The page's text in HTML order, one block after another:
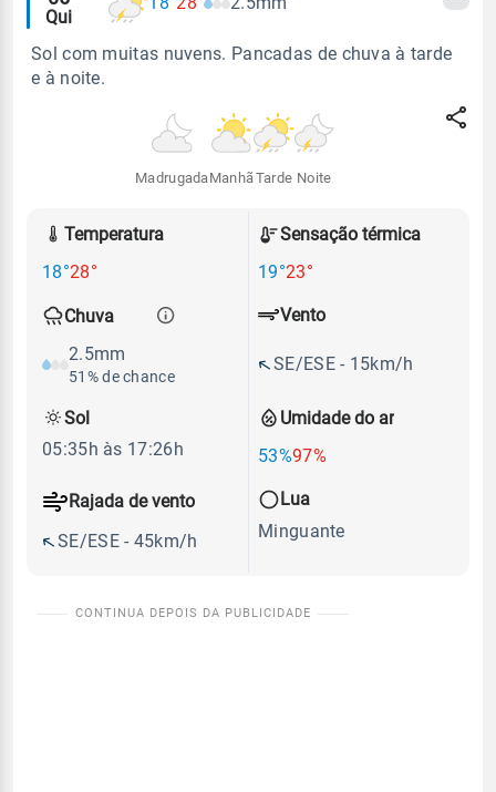
meteorológicos
Qui
Sol com muitas nuvens. Pancadas de chuva à tarde
e à noite.
Madrugada Manhã Tarde Noite
Temperatura
18°28°
Sensação térmica
19°23°
Chuva
2.5mm
51% de chance
Umidade do ar
53%97%
Vento
SE/ESE - 15km/h
Rajada de vento
SE/ESE - 45km/h
Sol
05:35h às 17:26h
Lua
Minguante